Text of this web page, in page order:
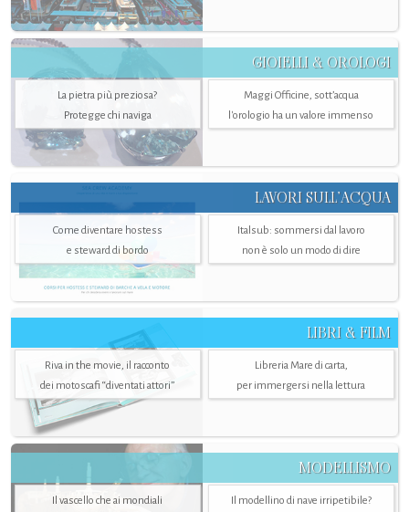
GIOIELLI & OROLOGI
La pietra più preziosa?
Protegge chi naviga
Maggi Officine, sott’acqua
l'orologio ha un valore immenso
LAVORI SULL’ACQUA
Come diventare hostess
e steward di bordo
Italsub: sommersi dal lavoro
non è solo un modo di dire
LIBRI & FILM
Riva in the movie, il racconto
dei motoscafi “diventati attori”
Libreria Mare di carta,
per immergersi nella lettura
MODELLISMO
Il vascello che ai mondiali
Il modellino di nave irripetibile?